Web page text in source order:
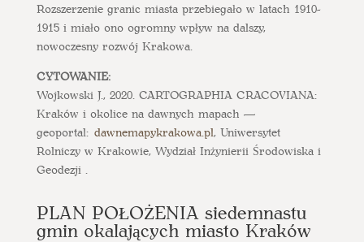
Rozszerzenie granic miasta przebiegało w latach 1910-
1915 i miało ono ogromny wpływ na dalszy,
nowoczesny rozwój Krakowa.
CYTOWANIE:
Wojkowski J., 2020. CARTOGRAPHIA CRACOVIANA:
Kraków i okolice na dawnych mapach —
geoportal: dawnemapykrakowa.pl, Uniwersytet
Rolniczy w Krakowie, Wydział Inżynierii Środowiska i
Geodezji .
PLAN POŁOŻENIA siedemnastu
gmin okalających miasto Kraków